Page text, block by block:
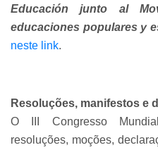
Educación junto al
educaciones populares y
neste link.
Resoluções, manifestos e
O III Congresso
resoluções, moções,